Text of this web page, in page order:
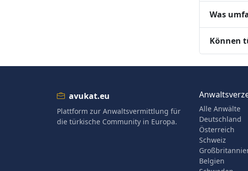
Was
Können
avukat.eu
Plattform zur Anwaltsvermittlung für
die türkische Community in Europa.
Alle Anwälte
Deutschland
Österreich
Schweiz
Belgien